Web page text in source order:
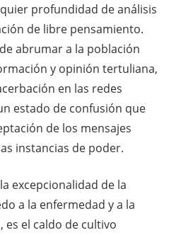
profundidad de análisis
de libre pensamiento.
abrumar a la población
y opinión tertuliana,
en las redes
estado de confusión que
de los mensajes
instancias de poder.
excepcionalidad de la
a la enfermedad y a la
es el caldo de cultivo